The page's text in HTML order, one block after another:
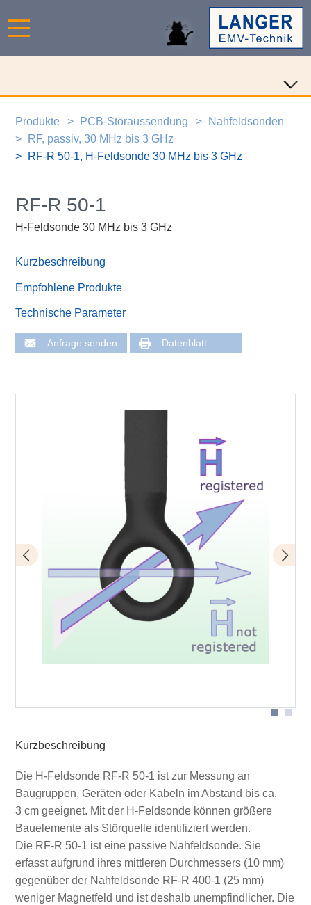
Produkte PCB-Störaussendung
Nahfeldsonden
RF, passiv, 30 MHz bis 3 GHz
RF-R 50-1, H-Feldsonde 30 MHz bis 3 GHz
RF-R 50-1
H-Feldsonde 30 MHz bis 3 GHz
Kurzbeschreibung
Empfohlene Produkte
Technische Parameter
Anfrage senden Datenblatt
Kurzbeschreibung
Die H-Feldsonde RF-R 50-1 ist zur Messung an
Baugruppen, Geräten oder Kabeln im Abstand bis ca.
3 cm geeignet. Mit der H-Feldsonde können größere
Bauelemente als Störquelle identifiziert werden.
Die RF-R 50-1 ist eine passive Nahfeldsonde. Sie
erfasst aufgrund ihres mittleren Durchmessers (10 mm)
gegenüber der Nahfeldsonde RF-R 400-1 (25 mm)
weniger Magnetfeld und ist deshalb unempfindlicher. Die